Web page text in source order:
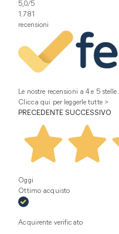
5,0/5
1.781
recensioni
Le nostre recensioni a 4 e 5 stelle.
Clicca qui per leggerle tutte >
PRECEDENTE SUCCESSIVO
Oggi
Ottimo acquisto
Acquirente verificato